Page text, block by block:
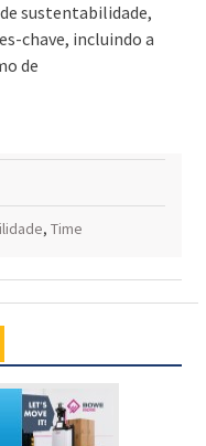
sustentabilidade,
chave, incluindo a
de
, Time